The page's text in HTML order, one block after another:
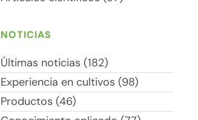
NOTICIAS
Últimas noticias (182)
Experiencia en cultivos (98)
Productos (46)